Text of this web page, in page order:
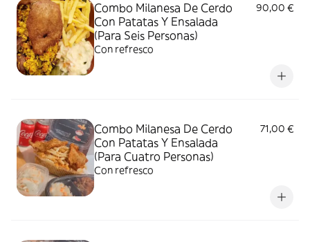
Combo Milanesa De Cerdo
Con Patatas Y Ensalada
(Para Seis Personas)
90,00 €
Con refresco
Combo Milanesa De Cerdo
Con Patatas Y Ensalada
(Para Cuatro Personas)
71,00 €
Con refresco